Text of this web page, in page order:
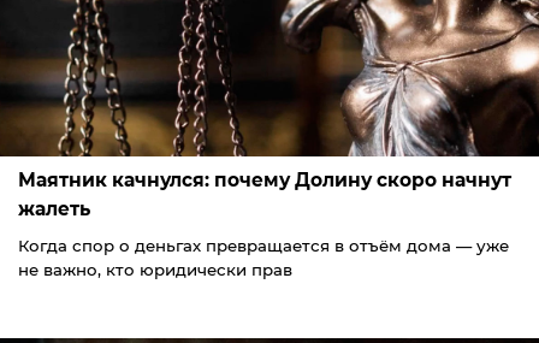
Маятник качнулся: почему Долину скоро начнут
жалеть
Когда спор о деньгах превращается в отъём дома — уже
не важно, кто юридически прав